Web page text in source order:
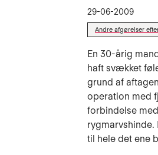
29-06-2009
Andre afgørelser
En 30-årig
haft svækket
grund af
operation med
forbindelse
til hele det ene